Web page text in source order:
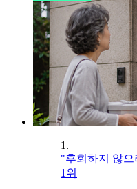
1.
"후회하지 않
1위